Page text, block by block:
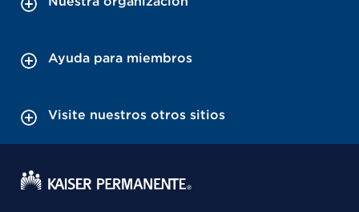
Ayuda para miembros
Visite nuestros otros sitios